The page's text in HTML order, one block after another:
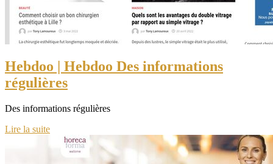
Hebdoo | Hebdoo Des infor­ma­tions
régulières
Des informations régulières
Lire la suite